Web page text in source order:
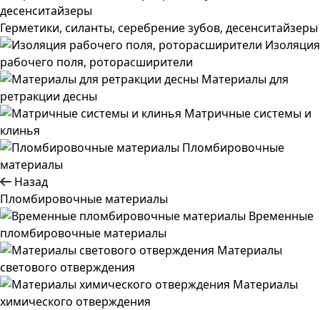
Герметики, силанты, серебрение зубов, десенситайзеры
Изоляция
рабочего поля, роторасширители
Материалы для
ретракции десны
Матричные системы и
клинья
Пломбировочные
материалы
Назад
Пломбировочные материалы
Временные
пломбировочные материалы
Материалы
светового отверждения
Материалы
химического отверждения